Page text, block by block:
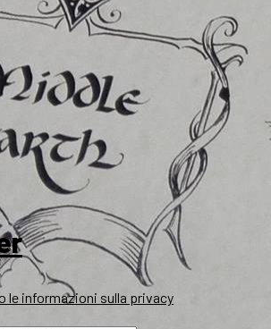
le informazioni sulla privacy